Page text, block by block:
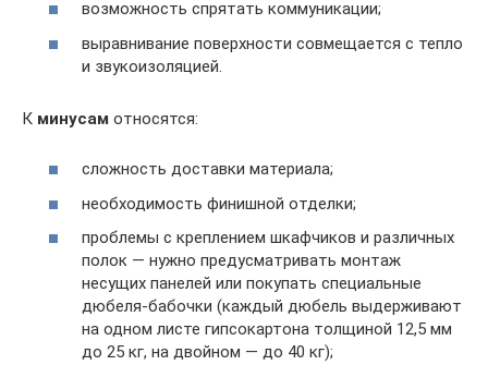
возможность спрятать коммуникации;
выравнивание поверхности совмещается с тепло
и звукоизоляцией.
К минусам относятся:
сложность доставки материала;
необходимость финишной отделки;
проблемы с креплением шкафчиков и различных
полок — нужно предусматривать монтаж
несущих панелей или покупать специальные
дюбеля-бабочки (каждый дюбель выдерживают
на одном листе гипсокартона толщиной 12,5 мм
до 25 кг, на двойном — до 40 кг);